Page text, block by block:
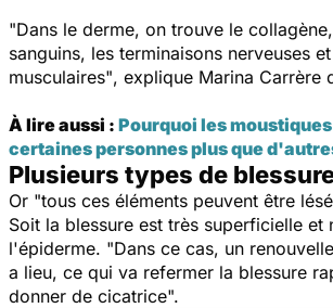
"Dans le derme, on trouve le
sanguins, les terminaisons nerveuses
musculaires", explique Marina Carrère
À lire aussi : Pourquoi les
certaines personnes plus que
Plusieurs types de
Or "tous ces éléments peuvent être
Soit la blessure est très superficielle et
l'épiderme. "Dans ce cas, un
a lieu, ce qui va refermer la blessure
donner de cicatrice".